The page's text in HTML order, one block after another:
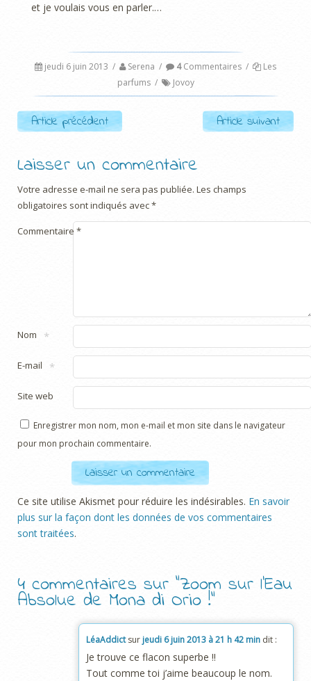
et je voulais vous en parler.…
jeudi 6 juin 2013 / Serena / 4Commentaires /
Les
parfums / Jovoy
Post navigation
Article précédent Article suivant
Laisser un commentaire
Votre adresse e-mail ne sera pas publiée. Les champs
obligatoires sont indiqués avec*
Commentaire *
Nom *
E-mail *
Site web
Enregistrer mon nom, mon e-mail et mon site dans le navigateur
pour mon prochain commentaire.
Ce site utilise Akismet pour réduire les indésirables. En savoir
plus sur la façon dont les données de vos commentaires
sont traitées.
4 commentaires sur “Zoom sur l’Eau
Absolue de Mona di Orio !”
LéaAddictsur jeudi 6 juin 2013 à 21 h 42 min dit :
Je trouve ce flacon superbe !!
Tout comme toi j’aime beaucoup le nom.